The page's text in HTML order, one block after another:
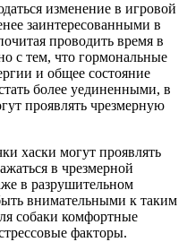
изменение в игровой
заинтересованными в
проводить время в
с тем, что гормональные
и общее состояние
более уединенными, в
проявлять чрезмерную
хаски могут проявлять
в чрезмерной
в разрушительном
внимательными к таким
собаки комфортные
факторы.